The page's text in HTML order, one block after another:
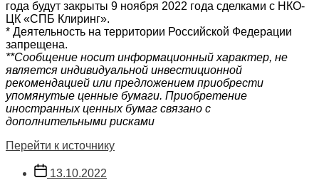
года будут закрыты 9 ноября 2022 года сделками с НКО-
ЦК «СПБ Клиринг».
* Деятельность на территории Российской Федерации
запрещена.
**Сообщение носит информационный характер, не
является индивидуальной инвестиционной
рекомендацией или предложением приобрести
упомянутые ценные бумаги. Приобретение
иностранных ценных бумаг связано с
дополнительными рисками
Перейти к источнику
Дата
записи
13.10.2022